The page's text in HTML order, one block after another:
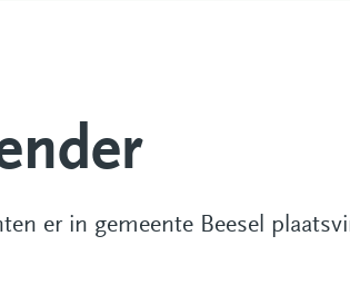
er in gemeente Beesel